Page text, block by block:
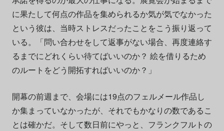
に果たして何点の作品を集められるか気が気でなかった
という彼は、当時ストレスだったことをこう振り返って
いる。「問い合わせをして返事がない場合、再度連絡す
るまでにどれくらい待てばいいのか？ 絵を借りるため
のルートをどう開拓すればいいのか？」
開幕の前週まで、会場には19点のフェルメール作品し
か集まっていなかったが、それでもかなりの数であるこ
とは確かだ。そして数日前にやっと、フランクフルトの